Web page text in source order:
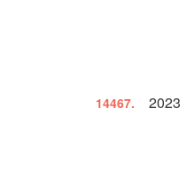
14467. 2023